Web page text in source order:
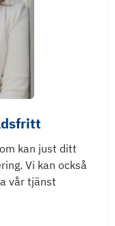
kan just ditt
Vi kan också
vår tjänst